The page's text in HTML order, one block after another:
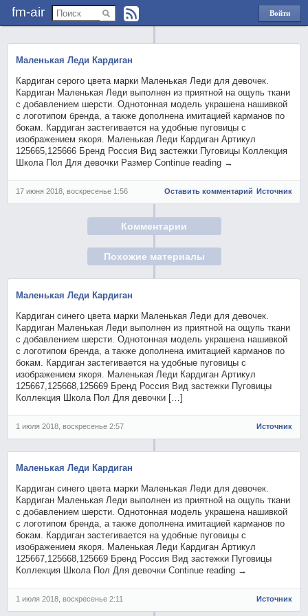
fm-air
Войти
через
Маленькая Леди Кардиган
Кардиган серого цвета марки Маленькая Леди для девочек.
Кардиган Маленькая Леди выполнен из приятной на ощупь ткани
с добавлением шерсти. Однотонная модель украшена нашивкой
с логотипом бренда, а также дополнена имитацией карманов по
бокам. Кардиган застегивается на удобные пуговицы с
изображением якоря. Маленькая Леди Кардиган Артикул
125665,125666 Бренд Россия Вид застежки Пуговицы Коллекция
Школа Пол Для девочки Размер Continue reading →
17 июня 2018, воскресенье 1:56 Оставить комментарий Источник
Комментарии
Похожие материалы
Маленькая Леди Кардиган
Кардиган синего цвета марки Маленькая Леди для девочек.
Кардиган Маленькая Леди выполнен из приятной на ощупь ткани
с добавлением шерсти. Однотонная модель украшена нашивкой
с логотипом бренда, а также дополнена имитацией карманов по
бокам. Кардиган застегивается на удобные пуговицы с
изображением якоря. Маленькая Леди Кардиган Артикул
125667,125668,125669 Бренд Россия Вид застежки Пуговицы
Коллекция Школа Пол Для девочки […]
1 июля 2018, воскресенье 2:57 Источник
Маленькая Леди Кардиган
Кардиган синего цвета марки Маленькая Леди для девочек.
Кардиган Маленькая Леди выполнен из приятной на ощупь ткани
с добавлением шерсти. Однотонная модель украшена нашивкой
с логотипом бренда, а также дополнена имитацией карманов по
бокам. Кардиган застегивается на удобные пуговицы с
изображением якоря. Маленькая Леди Кардиган Артикул
125667,125668,125669 Бренд Россия Вид застежки Пуговицы
Коллекция Школа Пол Для девочки Continue reading →
1 июля 2018, воскресенье 2:11 Источник